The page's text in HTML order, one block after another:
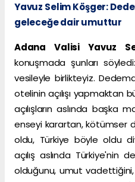
Yavuz Selim Köşger:
geleceğe dair umuttur
Adana Valisi Yavuz
konuşmada şunları
vesileyle birlikteyiz.
otelinin açılışı yapmaktan
açılışların aslında başka
enseyi karartan, kötümser
oldu, Türkiye böyle oldu
açılış aslında Türkiye'nin
olduğunu, umut